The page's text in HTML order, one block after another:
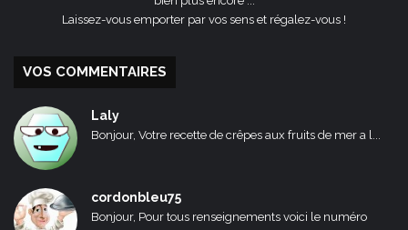
Laissez-vous emporter par vos sens et régalez-vous !
VOS COMMENTAIRES
Laly
Bonjour, Votre recette de crêpes aux fruits de mer a l...
cordonbleu75
Bonjour, Pour tous renseignements voici le numéro